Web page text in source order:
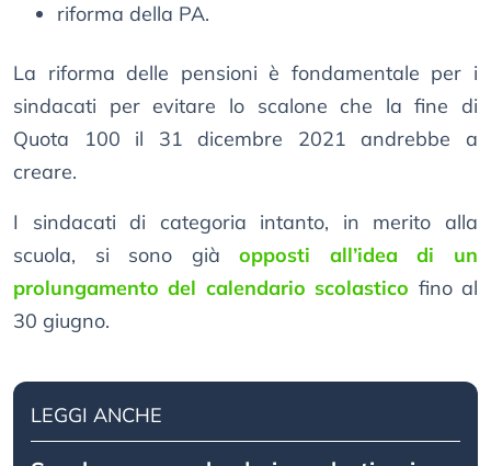
riforma della PA.
La riforma delle pensioni è fondamentale per i
sindacati per evitare lo scalone che la fine di
Quota 100 il 31 dicembre 2021 andrebbe a
creare.
I sindacati di categoria intanto, in merito alla
scuola, si sono giàopposti all’idea di un
prolungamento del calendario scolastico fino al
30 giugno.
LEGGI ANCHE